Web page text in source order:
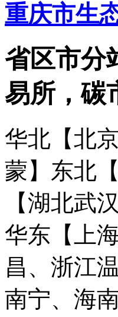
重庆市生
省区市分
易所，碳
华北【北
蒙】 东北
【湖北武
华东【上
昌、浙江
南宁、海南